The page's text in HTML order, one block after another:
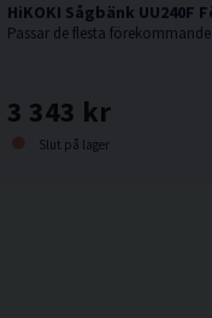
HiKOKI Sågbänk UU240F
Passar de flesta
3 343 kr
Slut på lager